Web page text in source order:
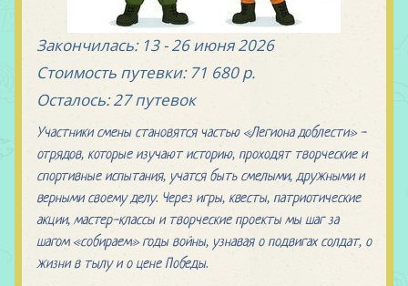
Закончилась:13 - 26 июня 2026
Стоимость путевки:71 680 р.
Осталось:27 путевок
Участники смены становятся частью «Легиона доблести» -
отрядов, которые изучают историю, проходят творческие и
спортивные испытания, учатся быть смелыми, дружными и
верными своему делу. Через игры, квесты, патриотические
акции, мастер-классы и творческие проекты мы шаг за
шагом «собираем» годы войны, узнавая о подвигах солдат, о
жизни в тылу и о цене Победы.